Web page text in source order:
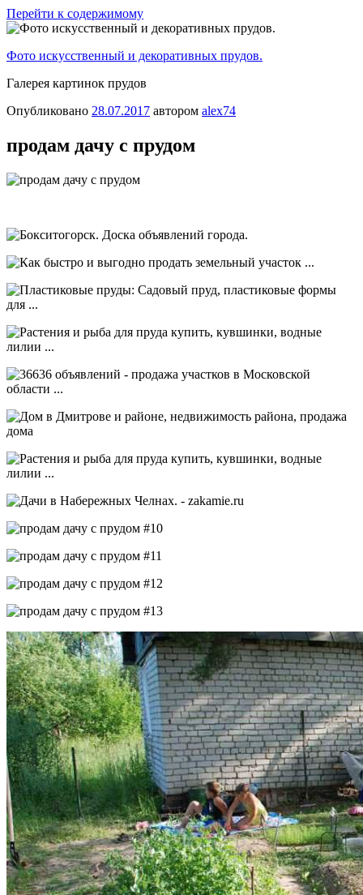
Перейти к содержимому
Фото искусственный и декоративных прудов.
Галерея картинок прудов
Опубликовано 28.07.2017 автором alex74
продам дачу с прудом